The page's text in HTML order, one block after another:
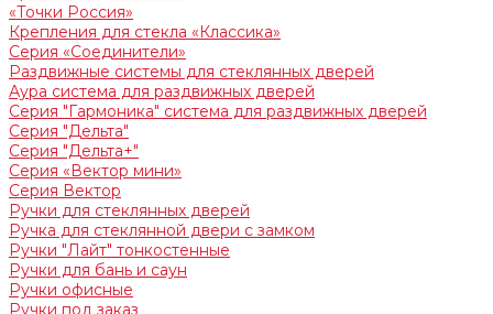
«Точки Россия»
Крепления для стекла «Классика»
Серия «Соединители»
Раздвижные системы для стеклянных дверей
Аура система для раздвижных дверей
Серия "Гармоника" система для раздвижных дверей
Серия "Дельта"
Серия "Дельта+"
Серия «Вектор мини»
Серия Вектор
Ручки для стеклянных дверей
Ручка для стеклянной двери с замком
Ручки "Лайт" тонкостенные
Ручки для бань и саун
Ручки офисные
Ручки под заказ